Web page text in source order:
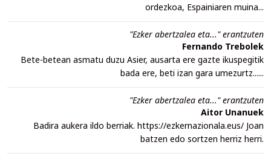
ordezkoa, Espainiaren muina...
"Ezker abertzalea eta..." erantzuten
Fernando Trebolek
Bete-betean asmatu duzu Asier, ausarta ere gazte ikuspegitik
bada ere, beti izan gara umezurtz......
"Ezker abertzalea eta..." erantzuten
Aitor Unanuek
Badira aukera ildo berriak. https://ezkernazionala.eus/ Joan
batzen edo sortzen herriz herri.